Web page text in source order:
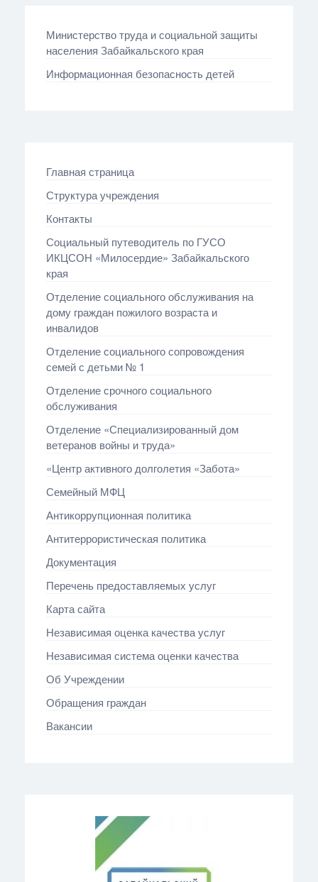
Министерство труда и социальной защиты
населения Забайкальского края
Информационная безопасность детей
Главная страница
Структура учреждения
Контакты
Социальный путеводитель по ГУСО
ИКЦСОН «Милосердие» Забайкальского
края
Отделение социального обслуживания на
дому граждан пожилого возраста и
инвалидов
Отделение социального сопровождения
семей с детьми № 1
Отделение срочного социального
обслуживания
Отделение «Специализированный дом
ветеранов войны и труда»
«Центр активного долголетия «Забота»
Семейный МФЦ
Антикоррупционная политика
Антитеррористическая политика
Документация
Перечень предоставляемых услуг
Карта сайта
Независимая оценка качества услуг
Независимая система оценки качества
Об Учреждении
Обращения граждан
Вакансии